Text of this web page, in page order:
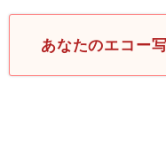
あなたのエコー